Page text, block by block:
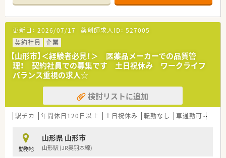
＼こんなお仕事です／
薬剤師職として事務的・学術的な立場から支店全体をサポート頂
くポジションになります。
・薬事関連業務(保健所への届出業務、お得意先の許可状況)
・品質管理業務(医薬品の温度管理、期限管理、衛生管理)
・DI業務(医療機関や薬局からの問い合わせ対応)
・教育業務(社内従業員への研修をサポート役として指導)
＼こんな会社です／
■医療用医薬品を中心に、検査試薬、医療機器等をはじめ医療現
場で必要なあらゆるものを取り扱うプライム市場上場企業で
す。
■医薬品卸業以外にも病医院や薬局の運営を情報面で支えるシ
います。
■定期的な研修や、エリア内でのつながりも活発！薬剤師フォロ
ーのための専門部署もございますので安心して働けます。
更新日： 2026/07/17 薬剤師求人ID： 527005
契約社員
企業
【山形市】＜経験者必見！＞ 医薬品メーカーでの品質管
理！ 契約社員での募集です 土日祝休み ワークライフ
バランス重視の求人☆
検討リストに追加
駅チカ 年間休日120日以上 土日祝休み 転勤なし 車通勤可
勤務地
山形県 山形市
山形駅 (JR奥羽本線)